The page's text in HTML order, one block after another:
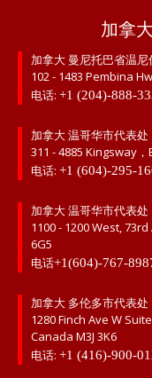
加拿
加拿大 曼尼托巴省温
102 - 1483 Pembina
电话: +1 (204)-888-
加拿大 温哥华市代表处
311 - 4885 Kingsway
电话: +1 (604)-295-
加拿大 温哥华市代表处
1100 - 1200 West,
6G5
电话+1(604)-767-
加拿大 多伦多市代表处
1280 Finch Ave W
Canada M3J 3K6
电话: +1 (416)-900-